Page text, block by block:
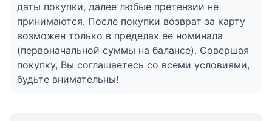
даты покупки, далее любые претензии не
принимаются. После покупки возврат за карту
возможен только в пределах ее номинала
(первоначальной суммы на балансе). Совершая
покупку, Вы соглашаетесь со всеми условиями,
будьте внимательны!